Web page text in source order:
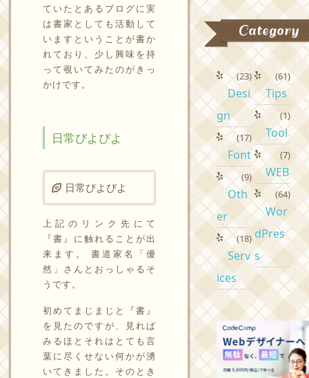
ていたとあるブログに実
は書家としても活動して
いますということが書か
れており、少し興味を持
って覗いてみたのがきっ
かけです。
日常ぴよぴよ
日常ぴよぴよ
上記のリンク先にて
『書』に触れることが出
来ます。 書道家名「優
然」さんとおっしゃるそ
うです。
初めてまじまじと『書』
を見たのですが、見れば
みるほとそれはとても言
葉に尽くせない何かが湧
いてきました。そのとき
Category
Desi
gn
(23)
Font
(17)
Oth
er
(9)
Serv
ices
(18)
Tips
(61)
Tool
(1)
WEB
(7)
Wor
dPres
s
(64)